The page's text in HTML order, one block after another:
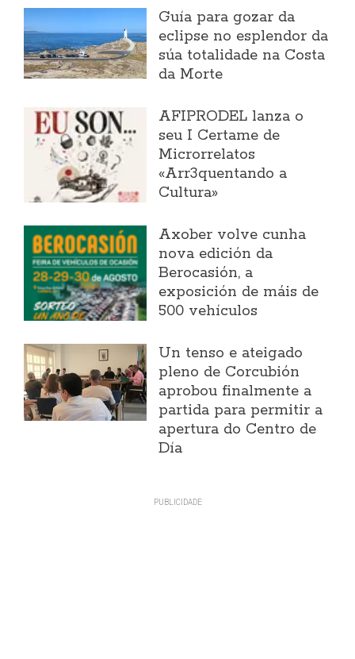
Guía para gozar da
eclipse no esplendor da
súa totalidade na Costa
da Morte
AFIPRODEL lanza o
seu I Certame de
Microrrelatos
«Arr3quentando a
Cultura»
Axober volve cunha
nova edición da
Berocasión, a
exposición de máis de
500 vehículos
Un tenso e ateigado
pleno de Corcubión
aprobou finalmente a
partida para permitir a
apertura do Centro de
Día